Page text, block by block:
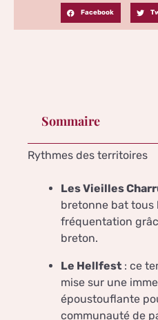
Facebook
Sommaire
Rythmes des territoires
Les Vieilles
bretonne bat tous
fréquentation
breton.
Le Hellfest : ce
mise sur une
époustouflante
communauté de